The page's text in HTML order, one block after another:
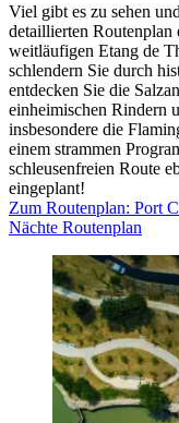
Viel gibt es zu sehen
detaillierten Routenplan
weitläufigen Etang de
schlendern Sie durch
entdecken Sie die
einheimischen Rindern
insbesondere die
einem strammen
schleusenfreien Route
eingeplant!
Zum Routenplan: Port
Nächte Routenplan